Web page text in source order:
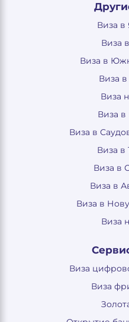
Виза
Виза
Виза в
Виза
Виза
Виза
Виза в
Виза
Виза в
Виза в
Виза в
Виза
Виза
Виза